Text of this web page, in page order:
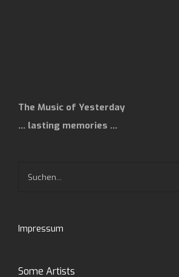
The Music of Yesterday
… lasting memories …
Impressum
Some Artists